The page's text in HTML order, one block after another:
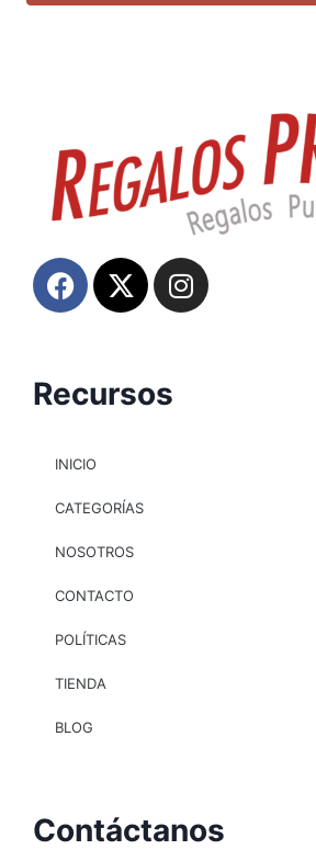
Contáctanos
Recursos
INICIO
CATEGORÍAS
NOSOTROS
CONTACTO
POLÍTICAS
TIENDA
BLOG